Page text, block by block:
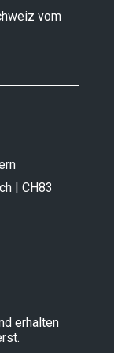
vom
| CH83
erhalten